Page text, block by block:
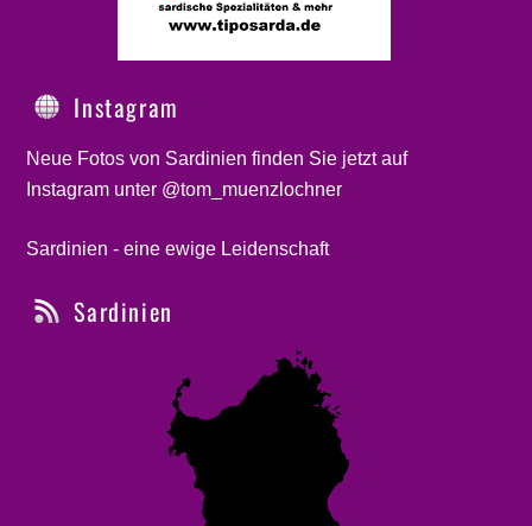
Instagram
Neue Fotos von Sardinien finden Sie jetzt auf
Instagram unter @tom_muenzlochner
Sardinien - eine ewige Leidenschaft
Sardinien